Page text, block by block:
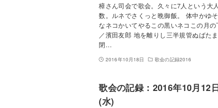
樟さん司会で歌会。久々に7人という大
数。ルネでさくっと晩御飯。 体中かゆ
なネコかいてやるこの黒いネコこの月
／濱田友郎 地を離りし三半規管ぬばた
閉…
2016年10月18日 歌会の記録2016
歌会の記録：2016年10月12
(水)